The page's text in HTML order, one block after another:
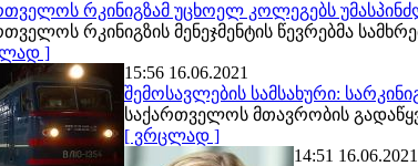
რკინიგზამ უცხოელ კოლეგებს
რკინიგზის მენეჯმენტის წევრებმა
]
15:56 16.06.2021
შემოსავლების სამსახური:
საქართველოს მთავრობის
[ ვრცლად ]
14:51 16.06.2021